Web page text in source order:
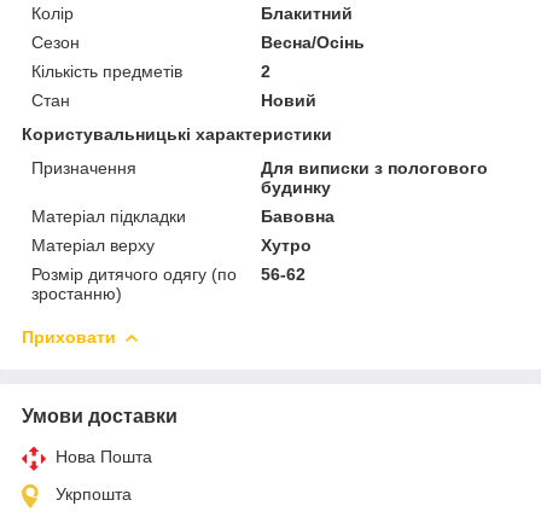
Колір
Блакитний
Сезон
Весна/Осінь
Кількість предметів
2
Стан
Новий
Користувальницькі характеристики
Призначення
Для виписки з пологового
будинку
Матеріал підкладки
Бавовна
Матеріал верху
Хутро
Розмір дитячого одягу (по
зростанню)
56-62
Приховати
Умови доставки
Нова Пошта
Укрпошта